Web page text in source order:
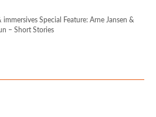
immersives Special Feature: Arne Jansen &
– Short Stories